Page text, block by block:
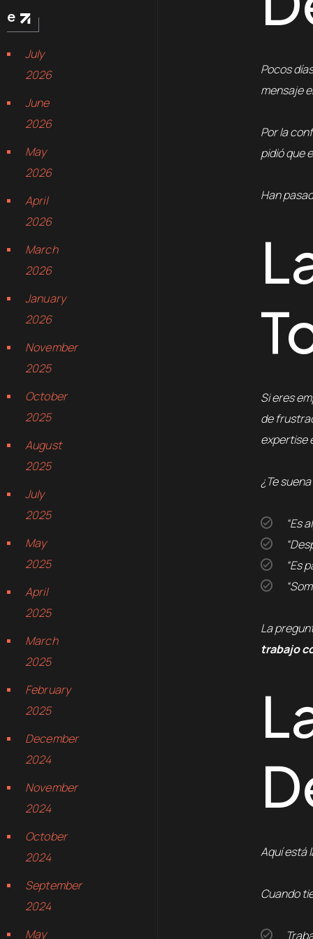
Pocos
mensaje
Por la
pidió que
Han
Si eres
de
expertise
¿Te
La
trabajo
Aquí está
Cuando
e
July
2026
June
2026
May
2026
April
2026
March
2026
January
2026
November
2025
October
2025
August
2025
July
2025
May
2025
April
2025
March
2025
February
2025
December
2024
November
2024
October
2024
September
2024
May